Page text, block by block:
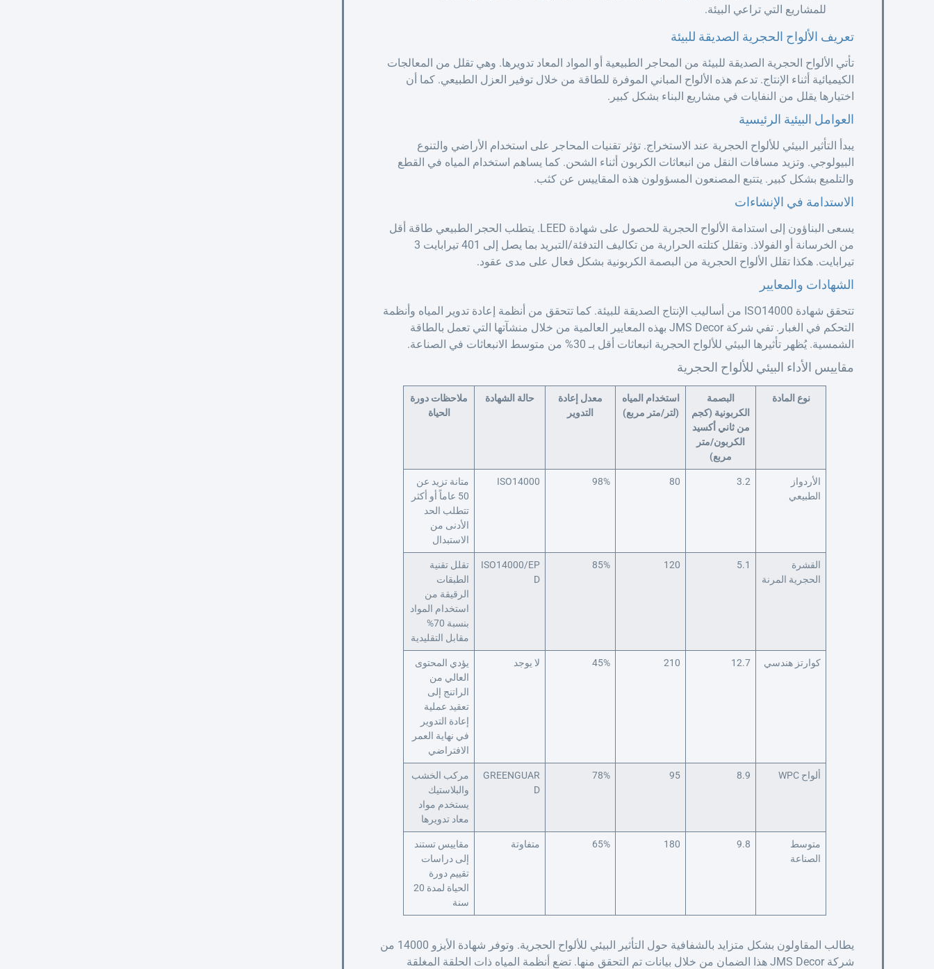
للمشاريع التي تراعي البيئة.
تعريف الألواح الحجرية الصديقة للبيئة
تأتي الألواح الحجرية الصديقة للبيئة من المحاجر الطبيعية أو المواد المعاد تدويرها. وهي تقلل من المعالجات
الكيميائية أثناء الإنتاج. تدعم هذه الألواح المباني الموفرة للطاقة من خلال توفير العزل الطبيعي. كما أن
اختيارها يقلل من النفايات في مشاريع البناء بشكل كبير.
العوامل البيئية الرئيسية
يبدأ التأثير البيئي للألواح الحجرية عند الاستخراج. تؤثر تقنيات المحاجر على استخدام الأراضي والتنوع
البيولوجي. وتزيد مسافات النقل من انبعاثات الكربون أثناء الشحن. كما يساهم استخدام المياه في القطع
والتلميع بشكل كبير. يتتبع المصنعون المسؤولون هذه المقاييس عن كثب.
الاستدامة في الإنشاءات
يسعى البناؤون إلى استدامة الألواح الحجرية للحصول على شهادة LEED. يتطلب الحجر الطبيعي طاقة أقل
من الخرسانة أو الفولاذ. وتقلل كتلته الحرارية من تكاليف التدفئة/التبريد بما يصل إلى 401 تيرابايت 3
تيرابايت. هكذا تقلل الألواح الحجرية من البصمة الكربونية بشكل فعال على مدى عقود.
الشهادات والمعايير
تتحقق شهادة ISO14000 من أساليب الإنتاج الصديقة للبيئة. كما تتحقق من أنظمة إعادة تدوير المياه وأنظمة
التحكم في الغبار. تفي شركة JMS Decor بهذه المعايير العالمية من خلال منشآتها التي تعمل بالطاقة
الشمسية. يُظهر تأثيرها البيئي للألواح الحجرية انبعاثات أقل بـ 30% من متوسط الانبعاثات في الصناعة.
مقاييس الأداء البيئي للألواح الحجرية
نوع المادة
البصمة
الكربونية (كجم
من ثاني أكسيد
الكربون/متر
مربع)
استخدام المياه
(لتر/متر مربع)
معدل إعادة
التدوير
حالة الشهادة
ملاحظات دورة
الحياة
الأردواز
الطبيعي
3.2
80
98%
ISO14000
متانة تزيد عن
50 عاماً أو أكثر
تتطلب الحد
الأدنى من
الاستبدال
القشرة
الحجرية المرنة
5.1
120
85%
ISO14000/EP
D
تقلل تقنية
الطبقات
الرقيقة من
استخدام المواد
بنسبة 70%
مقابل التقليدية
كوارتز هندسي 12.7
210
45% لا يوجد
يؤدي المحتوى
العالي من
الراتنج إلى
تعقيد عملية
إعادة التدوير
في نهاية العمر
الافتراضي
ألواح WPC 8.9
95
78%
GREENGUAR
D
مركب الخشب
والبلاستيك
يستخدم مواد
معاد تدويرها
متوسط
الصناعة
9.8
180
65% متفاوتة
مقاييس تستند
إلى دراسات
تقييم دورة
الحياة لمدة 20
سنة
يطالب المقاولون بشكل متزايد بالشفافية حول التأثير البيئي للألواح الحجرية. وتوفر شهادة الأيزو 14000 من
شركة JMS Decor هذا الضمان من خلال بيانات تم التحقق منها. تضع أنظمة المياه ذات الحلقة المغلقة